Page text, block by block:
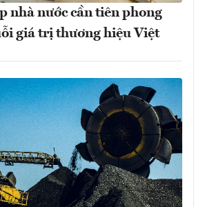
nhà nước cần tiên phong
giá trị thương hiệu Việt